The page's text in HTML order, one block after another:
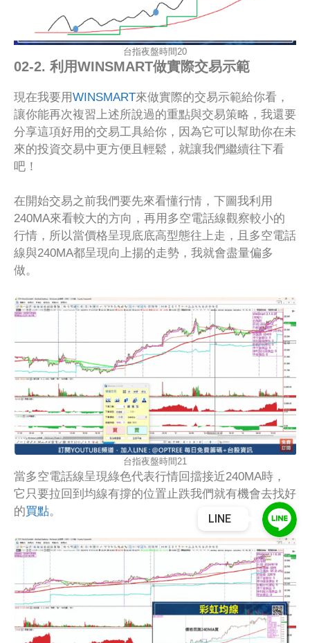
台指夜盤時間20
02-2. 利用WINSMART做實際交易示範
現在我要用WINSMART來做實際的交易示範給你看，
讓你能再次複習上述所說過的重點與交易策略，我還要
分享這項好用的交易工具給你，因為它可以幫助你在未
來的投資交易中更方便且輕鬆，就讓我們繼續往下看
吧！
在開始交易之前我們要先來看懂行情，下圖我利用
240MA來看較大的方向，再用多空電話線觀察較小的
行情，所以當價格呈現底底高型態往上走，且多空電話
線與240MA都呈現向上揚的走勢，我就會盡量偏多
做。
台指夜盤時間21
當多空電話線呈現綠色代表行情回擋接近240MA時，
它只要拉回到均線有撐的位置止跌我們就有機會去找好
的買點。
LINE